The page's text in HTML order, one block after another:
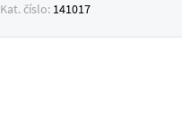
Kat. číslo: 141017